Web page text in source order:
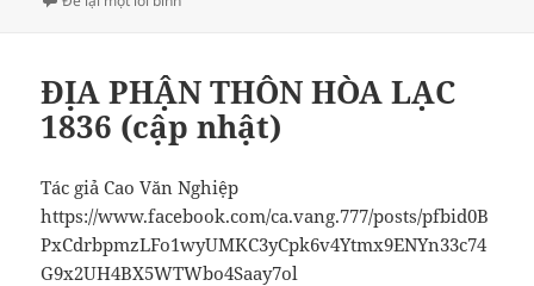
ĐỊA PHẬN THÔN HÒA LẠC
1836 (cập nhật)
Tác giả Cao Văn Nghiệp
https://www.facebook.com/ca.vang.777/posts/pfbid0B
PxCdrbpmzLFo1wyUMKC3yCpk6v4Ytmx9ENYn33c74
G9x2UH4BX5WTWbo4Saay7ol